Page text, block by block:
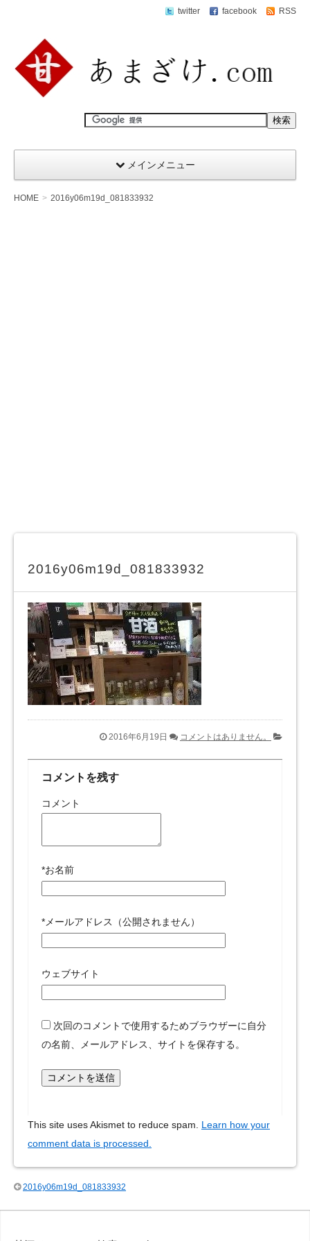
twitter facebook RSS
メインメニュー
HOME 2016y06m19d_081833932
2016y06m19d_081833932
2016年6月19日 コメントはありません。
コメントを残す
コメント
*お名前
* メールアドレス（公開されません）
ウェブサイト
次回のコメントで使用するためブラウザーに自分
の名前、メールアドレス、サイトを保存する。
This site uses Akismet to reduce spam. Learn how your
comment data is processed.
2016y06m19d_081833932